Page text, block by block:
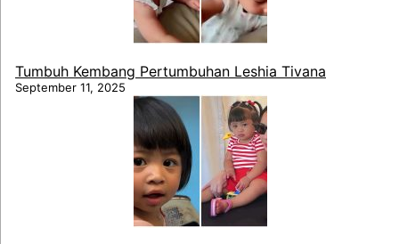
Tumbuh Kembang Pertumbuhan Leshia Tivana
September 11, 2025